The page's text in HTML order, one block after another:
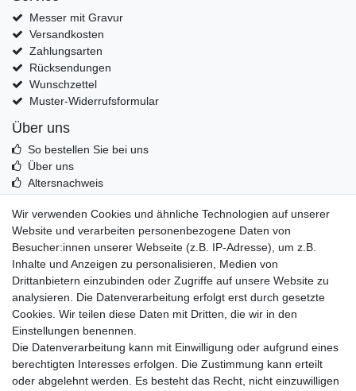
Messer mit Gravur
Versandkosten
Zahlungsarten
Rücksendungen
Wunschzettel
Muster-Widerrufsformular
Über uns
So bestellen Sie bei uns
Über uns
Altersnachweis
Echtheit von Kundenbewertungen
Messer Info Forum
Messer schärfen
Messerhersteller
Stahltabelle
Stahlarten
Rockwell Härte
Messerarten
Klingenformen
Holzarten
Wir verwenden Cookies und ähnliche Technologien auf unserer
Website und verarbeiten personenbezogene Daten von
Besucher:innen unserer Webseite (z.B. IP-Adresse), um z.B.
Inhalte und Anzeigen zu personalisieren, Medien von
Drittanbietern einzubinden oder Zugriffe auf unsere Website zu
analysieren. Die Datenverarbeitung erfolgt erst durch gesetzte
Cookies. Wir teilen diese Daten mit Dritten, die wir in den
Einstellungen benennen.
Die Datenverarbeitung kann mit Einwilligung oder aufgrund eines
berechtigten Interesses erfolgen. Die Zustimmung kann erteilt
oder abgelehnt werden. Es besteht das Recht, nicht einzuwilligen